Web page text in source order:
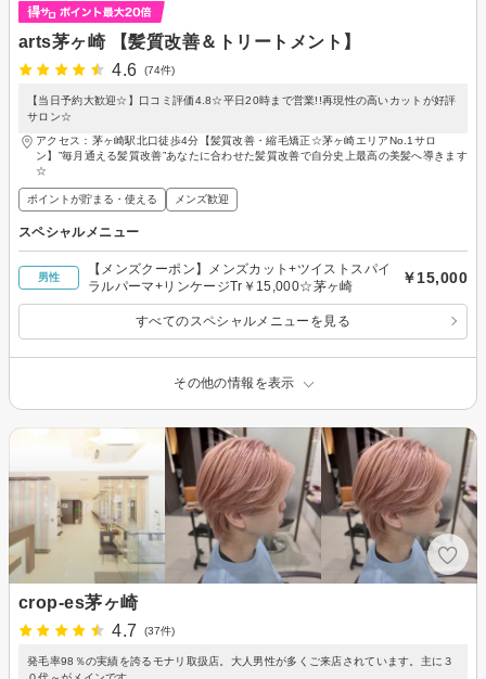
arts茅ヶ崎 【髪質改善＆トリートメント】
4.6
(74件)
【当日予約大歓迎☆】口コミ評価4.8☆平日20時まで営業!!再現性の高いカットが好評
サロン☆
アクセス：茅ヶ崎駅北口徒歩4分【髪質改善・縮毛矯正☆茅ヶ崎エリアNo.1サロ
ン】”毎月通える髪質改善”あなたに合わせた髪質改善で自分史上最高の美髪へ導きます
☆
ポイントが貯まる・使える メンズ歓迎
スペシャルメニュー
男性
【メンズクーポン】メンズカット+ツイストスパイ
ラルパーマ+リンケージTr￥15,000☆茅ヶ崎
￥15,000
すべてのスペシャルメニューを見る
その他の情報を表示
crop-es茅ヶ崎
4.7
(37件)
発毛率98％の実績を誇るモナリ取扱店。大人男性が多くご来店されています。主に３